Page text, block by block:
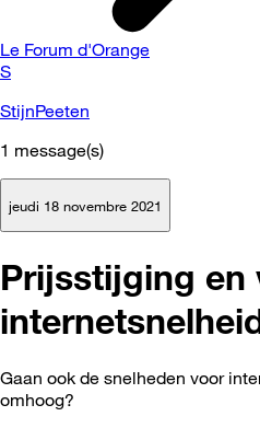
Le Forum d'Orange
S
StijnPeeten
1 message(s)
jeudi 18 novembre 2021
Prijsstijging en
Gaan ook de snelheden voor
omhoog?